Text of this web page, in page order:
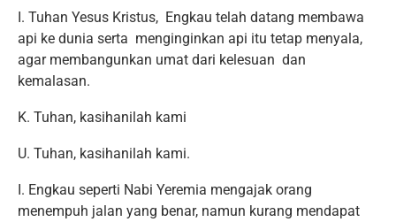
I. Tuhan Yesus Kristus, Engkau telah datang membawa
api ke dunia serta menginginkan api itu tetap menyala,
agar membangunkan umat dari kelesuan dan
kemalasan.
K. Tuhan, kasihanilah kami
U. Tuhan, kasihanilah kami.
I. Engkau seperti Nabi Yeremia mengajak orang
menempuh jalan yang benar, namun kurang mendapat